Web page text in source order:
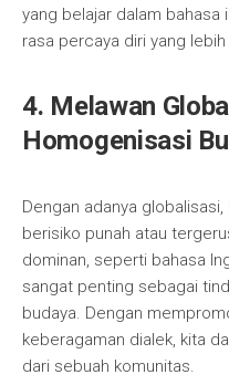
yang belajar dalam
rasa percaya diri yang
4. Melawan
Homogenisasi
Dengan adanya
berisiko punah atau
dominan, seperti bahasa
sangat penting sebagai
budaya. Dengan
keberagaman dialek, kita
dari sebuah komunitas.